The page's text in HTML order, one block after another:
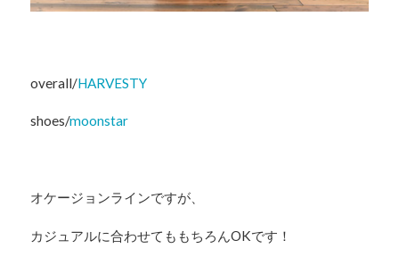
overall/HARVESTY
shoes/moonstar
オケージョンラインですが、
カジュアルに合わせてももちろんOKです！